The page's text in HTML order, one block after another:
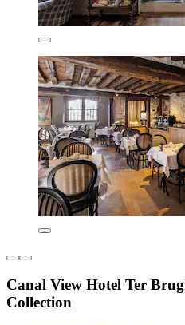
Canal View Hotel Ter
Collection